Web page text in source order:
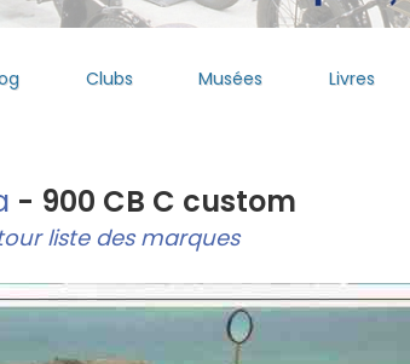
Clubs Musées Livres
- 900 CB C custom
liste des marques